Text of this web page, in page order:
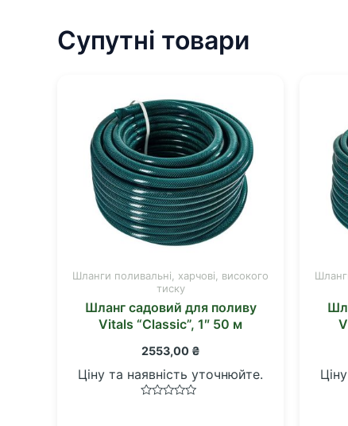
Супутні товари
Шланги поливальні, харчові, високого
тиску
Шланг садовий для поливу
Vitals “Classic”, 1″ 50 м
2553,00 ₴
Ціну та наявність уточнюйте.